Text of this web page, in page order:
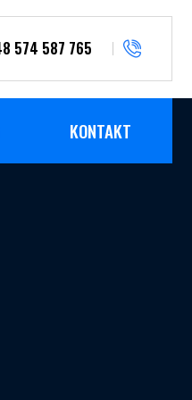
574 587 765
KONTAKT